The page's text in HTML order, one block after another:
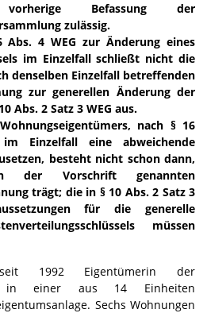
Befassung der
zulässig.
4 WEG zur Änderung eines
im Einzelfall schließt nicht die
denselben Einzelfall betreffenden
zur generellen Änderung der
Abs. 2 Satz 3 WEG aus.
nach § 16
Einzelfall eine abweichende
besteht nicht schon dann,
Vorschrift genannten
trägt; die in § 10 Abs. 2 Satz 3
für die generelle
müssen
1992 Eigentümerin der
in einer aus 14 Einheiten
Sechs Wohnungen